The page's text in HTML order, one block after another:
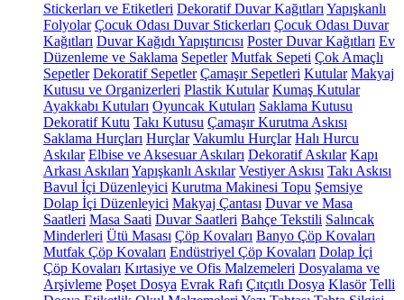
Stickerları ve Etiketleri Dekoratif Duvar Kağıtları Yapışkanlı
Folyolar Çocuk Odası Duvar Stickerları Çocuk Odası Duvar
Kağıtları Duvar Kağıdı Yapıştırıcısı Poster Duvar Kağıtları Ev
Düzenleme ve Saklama Sepetler Mutfak Sepeti Çok Amaçlı
Sepetler Dekoratif Sepetler Çamaşır Sepetleri Kutular Makyaj
Kutusu ve Organizerleri Plastik Kutular Kumaş Kutular
Ayakkabı Kutuları Oyuncak Kutuları Saklama Kutusu
Dekoratif Kutu Takı Kutusu Çamaşır Kurutma Askısı
Saklama Hurçları Hurçlar Vakumlu Hurçlar Halı Hurcu
Askılar Elbise ve Aksesuar Askıları Dekoratif Askılar Kapı
Arkası Askıları Yapışkanlı Askılar Vestiyer Askısı Takı Askısı
Bavul İçi Düzenleyici Kurutma Makinesi Topu Şemsiye
Dolap İçi Düzenleyici Makyaj Çantası Duvar ve Masa
Saatleri Masa Saati Duvar Saatleri Bahçe Tekstili Salıncak
Minderleri Ütü Masası Çöp Kovaları Banyo Çöp Kovaları
Mutfak Çöp Kovaları Endüstriyel Çöp Kovaları Dolap İçi
Çöp Kovaları Kırtasiye ve Ofis Malzemeleri Dosyalama ve
Arşivleme Poşet Dosya Evrak Rafı Çıtçıtlı Dosya Klasör Telli